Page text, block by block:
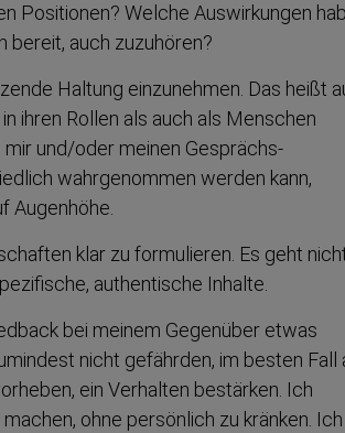
Positionen? Welche Auswir­kungen
bereit, auch zuzuhören?
Haltung einzunehmen. Das heißt
ihren Rollen als auch als Menschen
mir und/oder meinen Gesprächs­
wahrge­nommen werden kann,
Augenhöhe.
klar zu formulieren. Es geht
authen­tische Inhalte.
bei meinem Gegenüber etwas
nicht gefährden, im besten Fall
ein Verhalten bestärken. Ich
ohne persönlich zu kränken. Ich